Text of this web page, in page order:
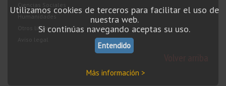
Utilizamos cookies de terceros para facilitar el uso de
nuestra web.
Si continúas navegando aceptas su uso.
Entendido
Más información >
Ciencias Sociales
Humanidades
Otros libros
Aviso legal
Volver arriba